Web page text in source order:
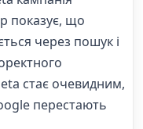
показує, що
через пошук і
стає очевидним,
перестають